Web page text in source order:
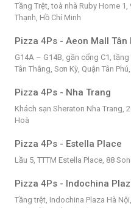
Tầng Trệt, toà nhà Ruby Home 1,
Thạnh, Hồ Chí Minh
Pizza 4Ps - Aeon Mall Tân
G14A – G14B, gần cổng C1,
Tân Thắng, Sơn Kỳ, Quận Tân
Pizza 4Ps - Nha Trang
Khách sạn Sheraton Nha Trang,
Hoà
Pizza 4Ps - Estella Place
Lầu 5, TTTM Estella Place, 88
Pizza 4Ps - Indochina
Tầng trệt, Indochina Plaza Hà